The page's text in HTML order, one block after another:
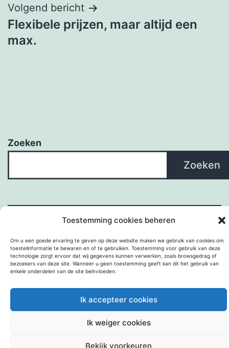
Toestemming cookies beheren
Om u een goede ervaring te geven op deze website maken we gebruik van cookies om
toestelinformatie te bewaren en of te gebruiken. Toestemming voor gebruik van deze
technologie zorgt ervoor dat wij gegevens kunnen verwerken, zoals browsgedrag of
bezoekers van deze site. Wanneer u geen toestemming geeft kan dit het gebruik van
enkele onderdelen van de site beïnvloeden.
Ik accepteer cookies
Ik weiger cookies
Bekijk voorkeuren
Volgend bericht
Flexibele prijzen, maar altijd een
max.
Zoeken
Zoeken